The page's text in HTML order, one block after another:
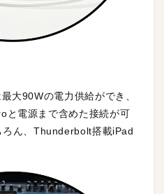
大90Wの電力供給ができ、
と電源まで含めた接続が可
ん、Thunderbolt搭載iPad